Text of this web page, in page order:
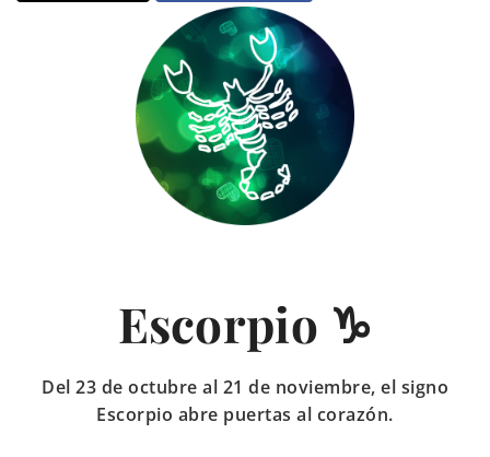
Escorpio ♑
Del 23 de octubre al 21 de noviembre, el signo
Escorpio abre puertas al corazón.